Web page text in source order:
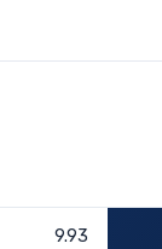
9.93